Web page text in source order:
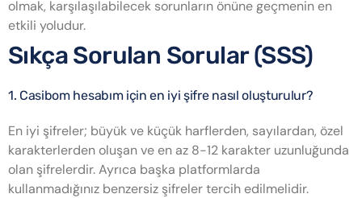
olmak, karşılaşılabilecek sorunların önüne geçmenin en
etkili yoludur.
Sıkça Sorulan Sorular (SSS)
1. Casibom hesabım için en iyi şifre nasıl oluşturulur?
En iyi şifreler; büyük ve küçük harflerden, sayılardan, özel
karakterlerden oluşan ve en az 8-12 karakter uzunluğunda
olan şifrelerdir. Ayrıca başka platformlarda
kullanmadığınız benzersiz şifreler tercih edilmelidir.